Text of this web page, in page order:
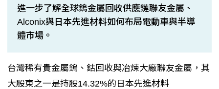
進一步了解全球鎢金屬回收供應鏈聯友金屬、
Alconix與日本先進材料如何布局電動車與半導
體市場。
台灣稀有貴金屬鎢、鈷回收與冶煉大廠聯友金屬，其
大股東之一是持股14.32%的日本先進材料